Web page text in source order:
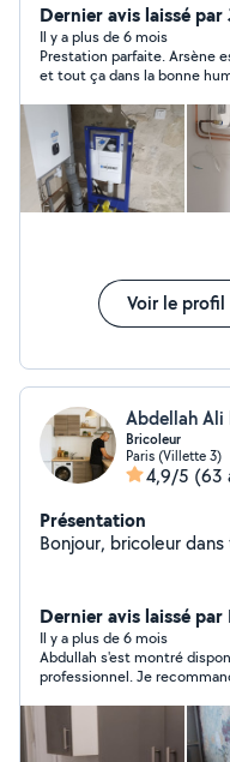
observation VOUS POUVEZ M'APPELER OU M'ÉCRIRE
SUR MON NUMÉRO
PLUS RAPIDEMENT
vos demandes privés
demande qui ne sont
d'action vous
merci bien
Dernier avis laissé
Il y a plus de 6 mois
Prestation parfaite. Arsène
Voir le profil
Abdellah Ali
Bricoleur
Paris (Villette 3)
4,9/5 (63
Présentation
Bonjour, bricoleur
Dernier avis laissé
Il y a plus de 6 mois
Abdullah s'est montré
professionnel. Je